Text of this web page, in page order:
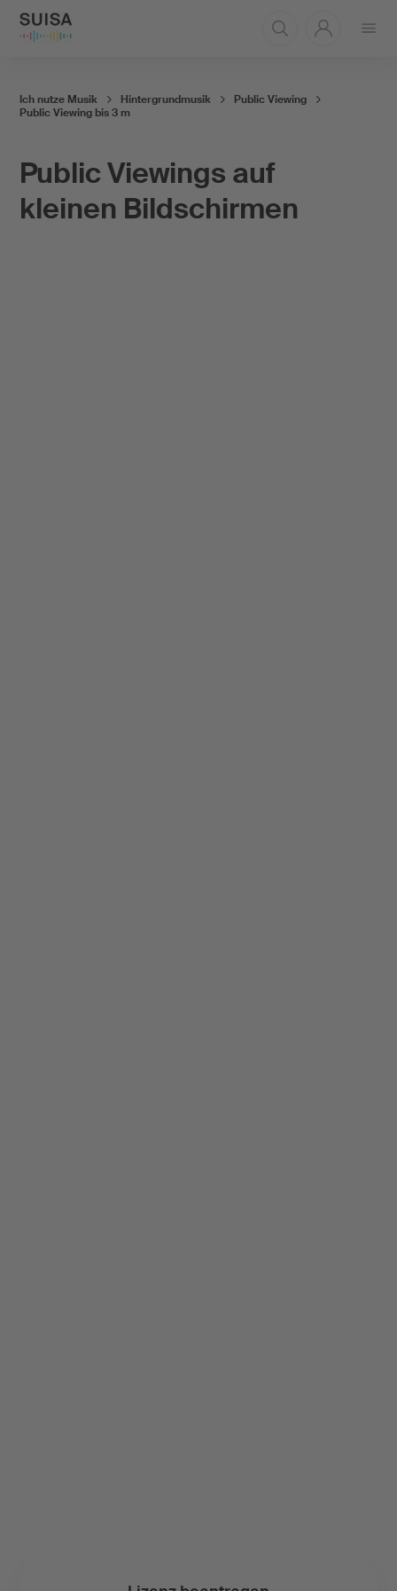
Public Viewings auf
kleinen Bildschirmen
Ich nutze Musik Hintergrundmusik
Public Viewing
Public Viewing bis 3 m